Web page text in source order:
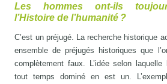
Les hommes ont-ils
l’Histoire de l’humanité ?
C’est un préjugé. La recherche historique
ensemble de préjugés historiques que
complètement faux. L’idée selon
tout temps dominé en est un.